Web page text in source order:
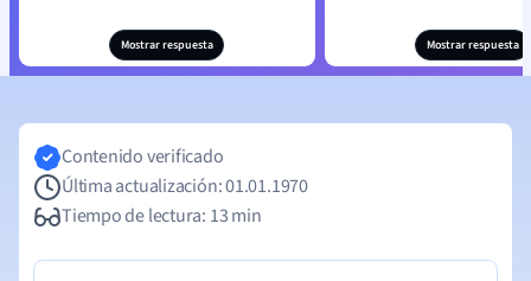
Mostrar respuesta Mostrar respuesta
Contenido verificado
Última actualización: 01.01.1970
Tiempo de lectura: 13 min